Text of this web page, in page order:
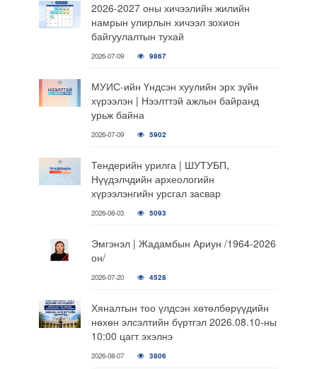
2026-2027 оны хичээлийн жилийн
намрын улирлын хичээл зохион
байгуулалтын тухай
2026-07-09 9867
МУИС-ийн Үндсэн хуулийн эрх зүйн
хүрээлэн | Нээлттэй ажлын байранд
урьж байна
2026-07-09 5902
Тендерийн урилга | ШУТУБП,
Нүүдэлчдийн археологийн
хүрээлэнгийн урсгал засвар
2026-08-03 5093
Эмгэнэл | Жадамбын Ариун /1964-2026
он/
2026-07-20 4528
Хяналтын тоо үлдсэн хөтөлбөрүүдийн
нөхөн элсэлтийн бүртгэл 2026.08.10-ны
10:00 цагт эхэлнэ
2026-08-07 3806